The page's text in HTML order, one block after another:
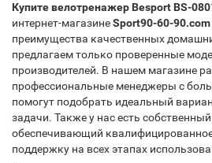
Купите велотренажер Besport BS-
интернет-магазинеSport90-60-90.com
преимущества качественных
предлагаем только проверенные
производителей. В нашем магазине
профессиональные менеджеры с
помогут подобрать идеальный
задачи. Также у нас есть
обеспечивающий
поддержку на всех этапах